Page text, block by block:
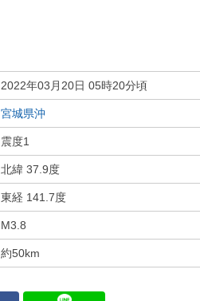
2022年03月20日 05時20分頃
宮城県沖
震度1
北緯 37.9度
東経 141.7度
M3.8
約50km